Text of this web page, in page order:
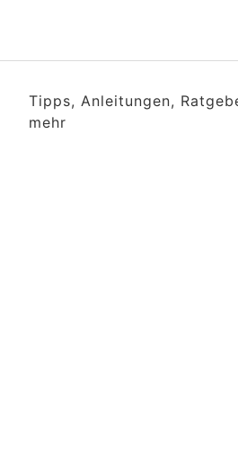
Tipps, Anleitungen,
mehr